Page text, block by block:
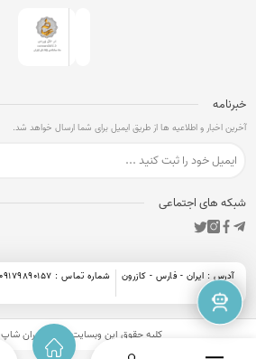
خبرنامه
آخرین اخبار و اطلاعیه ها از طریق ایمیل برای شما ارسال خواهد شد.
شبکه های اجتماعی
آدرس : ایران - فارس - کازرون شماره تماس : 09179890157
کلیه حقوق این وبسایت برای گوهران شاپ